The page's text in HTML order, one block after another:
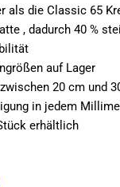
als die Classic 65
, dadurch 40 %
auf Lager
20 cm und
in jedem
erhältlich